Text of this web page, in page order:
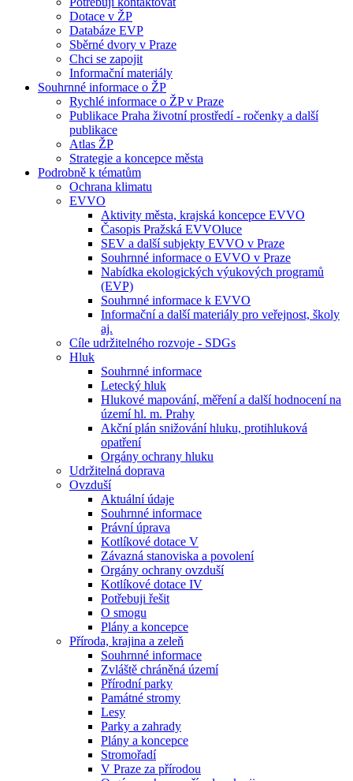
Dotace v ŽP
Databáze EVP
Sběrné dvory v Praze
Chci se zapojit
Informační materiály
Souhrnné informace o ŽP
Rychlé informace o ŽP v Praze
Publikace Praha životní prostředí - ročenky a další
publikace
Atlas ŽP
Strategie a koncepce města
Podrobně k tématům
Ochrana klimatu
EVVO
Aktivity města, krajská koncepce EVVO
Časopis Pražská EVVOluce
SEV a další subjekty EVVO v Praze
Souhrnné informace o EVVO v Praze
Nabídka ekologických výukových programů
(EVP)
Souhrnné informace k EVVO
Informační a další materiály pro veřejnost, školy
aj.
Cíle udržitelného rozvoje - SDGs
Hluk
Souhrnné informace
Letecký hluk
Hlukové mapování, měření a další hodnocení na
území hl. m. Prahy
Akční plán snižování hluku, protihluková
opatření
Orgány ochrany hluku
Udržitelná doprava
Ovzduší
Aktuální údaje
Souhrnné informace
Právní úprava
Kotlíkové dotace V
Závazná stanoviska a povolení
Orgány ochrany ovzduší
Kotlíkové dotace IV
Potřebuji řešit
O smogu
Plány a koncepce
Příroda, krajina a zeleň
Souhrnné informace
Zvláště chráněná území
Přírodní parky
Památné stromy
Lesy
Parky a zahrady
Plány a koncepce
Stromořadí
V Praze za přírodou